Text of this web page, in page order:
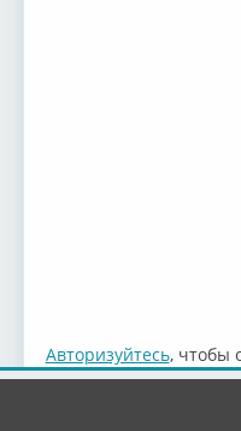
Авторизуйтесь, чтобы